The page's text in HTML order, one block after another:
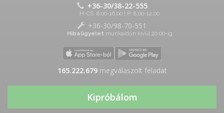
+36-30/38-22-555
H-CS: 8:00-16:00 | P: 8:00-12:00
+36-30/98-70-551
Hibaügyelet munkaidőn kívül 20:00-ig
165.222.679megválaszolt feladat
Kipróbálom